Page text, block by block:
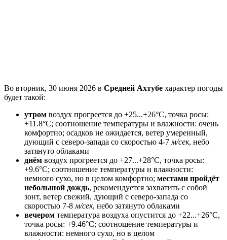
Во вторник, 30 июня 2026 в Средней Ахтубе характер погоды
будет такой:
утром воздух прогреется до +25...+26°C, точка росы:
+11.8°C; соотношение температуры и влажности: очень
комфортно; осадков не ожидается, ветeр умеренный,
дующий с северо-запада со скоростью 4-7 м/сек, небо
затянуто облаками
днём воздух прогреется до +27...+28°C, точка росы:
+9.6°C; соотношение температуры и влажности:
немного сухо, но в целом комфортно; местами пройдёт
небольшой дождь, рекомендуется захватить с собой
зонт, ветeр свежий, дующий с северо-запада со
скоростью 7-8 м/сек, небо затянуто облаками
вечером температура воздуха опустится до +22...+26°C,
точка росы: +9.46°C; соотношение температуры и
влажности: немного сухо, но в целом